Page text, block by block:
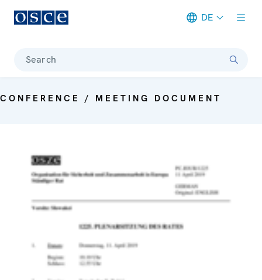
DE
Search
CONFERENCE / MEETING DOCUMENT